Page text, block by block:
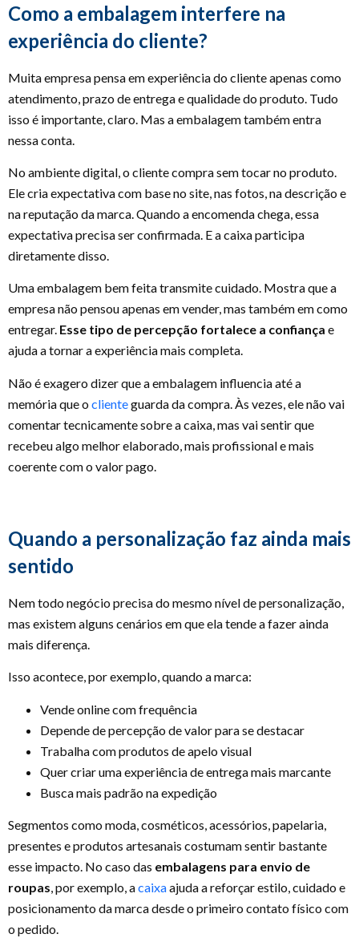
Como a embalagem interfere na
experiência do cliente?
Muita empresa pensa em experiência do cliente apenas como
atendimento, prazo de entrega e qualidade do produto. Tudo
isso é importante, claro. Mas a embalagem também entra
nessa conta.
No ambiente digital, o cliente compra sem tocar no produto.
Ele cria expectativa com base no site, nas fotos, na descrição e
na reputação da marca. Quando a encomenda chega, essa
expectativa precisa ser confirmada. E a caixa participa
diretamente disso.
Uma embalagem bem feita transmite cuidado. Mostra que a
empresa não pensou apenas em vender, mas também em como
entregar. Esse tipo de percepção fortalece a confiança e
ajuda a tornar a experiência mais completa.
Não é exagero dizer que a embalagem influencia até a
memória que oclienteguarda da compra. Às vezes, ele não vai
comentar tecnicamente sobre a caixa, mas vai sentir que
recebeu algo melhor elaborado, mais profissional e mais
coerente com o valor pago.
Quando a personalização faz ainda mais
sentido
Nem todo negócio precisa do mesmo nível de personalização,
mas existem alguns cenários em que ela tende a fazer ainda
mais diferença.
Isso acontece, por exemplo, quando a marca:
Vende online com frequência
Depende de percepção de valor para se destacar
Trabalha com produtos de apelo visual
Quer criar uma experiência de entrega mais marcante
Busca mais padrão na expedição
Segmentos como moda, cosméticos, acessórios, papelaria,
presentes e produtos artesanais costumam sentir bastante
esse impacto. No caso das embalagens para envio de
roupas, por exemplo, acaixaajuda a reforçar estilo, cuidado e
posicionamento da marca desde o primeiro contato físico com
o pedido.